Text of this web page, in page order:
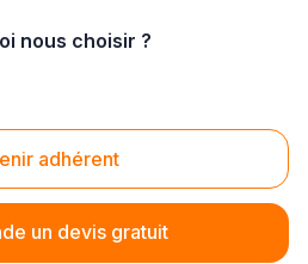
nous choisir ?
adhérent
un devis gratuit
votre concessionnaire à